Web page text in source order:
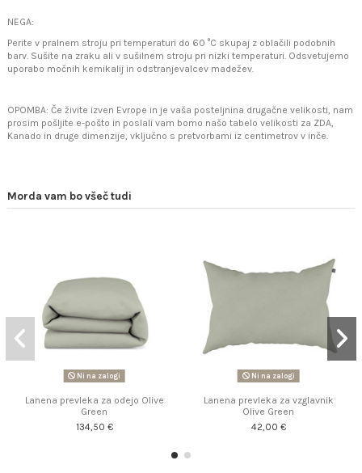
NEGA:
Perite v pralnem stroju pri temperaturi do 60 °C skupaj z oblačili podobnih
barv. Sušite na zraku ali v sušilnem stroju pri nizki temperaturi. Odsvetujemo
uporabo močnih kemikalij in odstranjevalcev madežev.
OPOMBA: Če živite izven Evrope in je vaša posteljnina drugačne velikosti, nam
prosim pošljite e-pošto in poslali vam bomo našo tabelo velikosti za ZDA,
Kanado in druge dimenzije, vključno s pretvorbami iz centimetrov v inče.
Morda vam bo všeč tudi
Ni na zalogi
Lanena prevleka za odejo Olive
Green
134,50 €
Ni na zalogi
Lanena prevleka za vzglavnik
Olive Green
42,00 €